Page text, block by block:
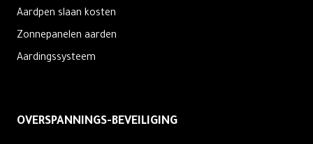
Aardpen slaan kosten
Zonnepanelen aarden
Aardingssysteem
OVERSPANNINGS-BEVEILIGING